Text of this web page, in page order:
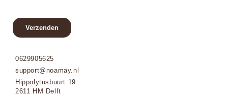
0629905625
support@noamay.nl
Hippolytusbuurt 19
2611 HM Delft